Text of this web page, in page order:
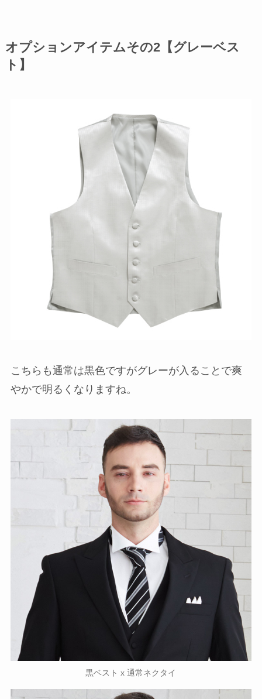
オプションアイテムその2【グレーベス
ト】
こちらも通常は黒色ですがグレーが入ることで爽
やかで明るくなりますね。
黒ベスト x 通常ネクタイ